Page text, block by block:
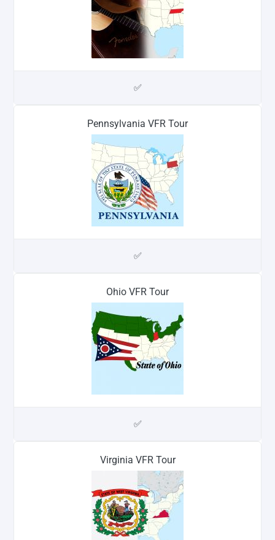
✅
Pennsylvania VFR Tour
✅
Ohio VFR Tour
✅
Virginia VFR Tour